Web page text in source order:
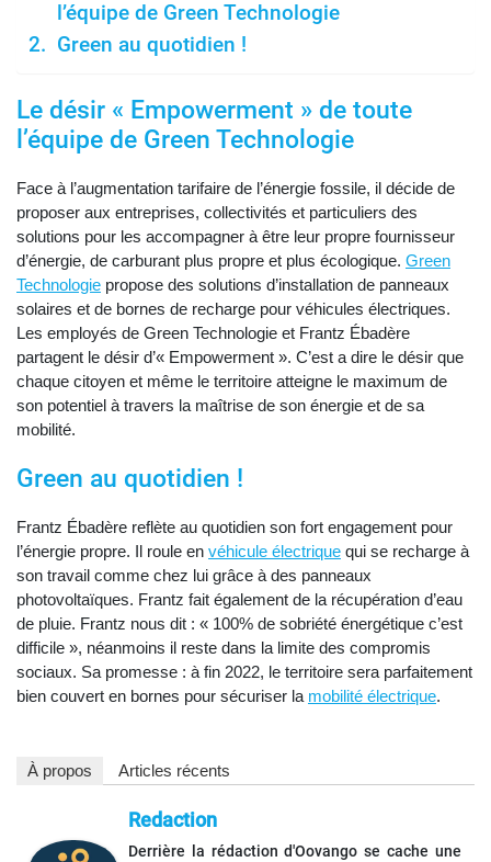
l’équipe de Green Technologie
Green au quotidien !
Le désir « Empowerment » de toute
l’équipe de Green Technologie
Face à l’augmentation tarifaire de l’énergie fossile, il décide de
proposer aux entreprises, collectivités et particuliers des
solutions pour les accompagner à être leur propre fournisseur
d’énergie, de carburant plus propre et plus écologique. Green
Technologie propose des solutions d’installation de panneaux
solaires et de bornes de recharge pour véhicules électriques.
Les employés de Green Technologie et Frantz Ébadère
partagent le désir d’« Empowerment ». C’est a dire le désir que
chaque citoyen et même le territoire atteigne le maximum de
son potentiel à travers la maîtrise de son énergie et de sa
mobilité.
Green au quotidien !
Frantz Ébadère reflète au quotidien son fort engagement pour
l’énergie propre. Il roule en véhicule électrique qui se recharge à
son travail comme chez lui grâce à des panneaux
photovoltaïques. Frantz fait également de la récupération d’eau
de pluie. Frantz nous dit : « 100% de sobriété énergétique c’est
difficile », néanmoins il reste dans la limite des compromis
sociaux. Sa promesse : à fin 2022, le territoire sera parfaitement
bien couvert en bornes pour sécuriser la mobilité électrique.
À propos Articles récents
Redaction
Derrière la rédaction d'Oovango se cache une